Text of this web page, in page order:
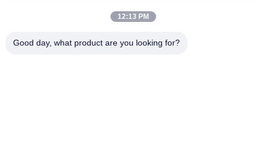
Bebida líquida automática Combiblock tampando de
enchimento de sopro para o empacotamento de
12:13 PM
Good day, what product are you looking for?